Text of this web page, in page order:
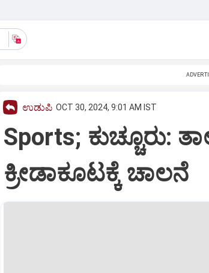
ಉಡುಪಿ OCT 30, 2024, 9:01 AM IST
Sports; ಕುಚ್ಚೂರು:
ಕ್ರೀಡಾಕೂಟಕ್ಕೆ ಚಾಲನೆ